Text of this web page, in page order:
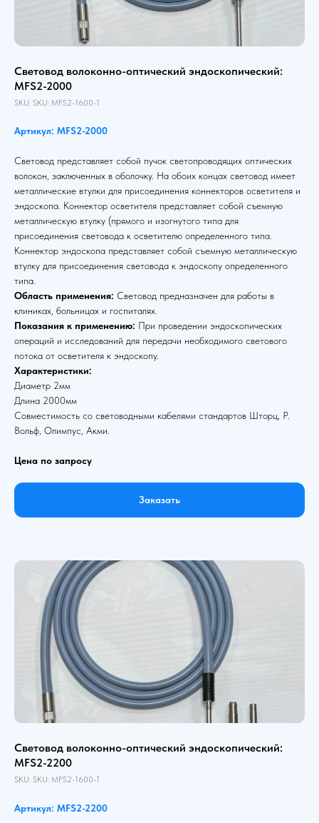
Световод волоконно-оптический эндоскопический:
MFS2-2000
SKU: SKU: MFS2-1600-1
Артикул: MFS2-2000
Световод представляет собой пучок светопроводящих оптических
волокон, заключенных в оболочку. На обоих концах световод имеет
металлические втулки для присоединения коннекторов осветителя и
эндоскопа. Коннектор осветителя представляет собой съемную
металлическую втулку (прямого и изогнутого типа для
присоединения световода к осветителю определенного типа.
Коннектор эндоскопа представляет собой съемную металлическую
втулку для присоединения световода к эндоскопу определенного
типа.
Область применения: Световод предназначен для работы в
клиниках, больницах и госпиталях.
Показания к применению: При проведении эндоскопических
операций и исследований для передачи необходимого светового
потока от осветителя к эндоскопу.
Характеристики:
Диаметр 2мм
Длина 2000мм
Совместимость со световодными кабелями стандартов Шторц, Р.
Вольф, Олимпус, Акми.
Цена по запросу
Заказать
Световод волоконно-оптический эндоскопический:
MFS2-2200
SKU: SKU: MFS2-1600-1
Артикул: MFS2-2200